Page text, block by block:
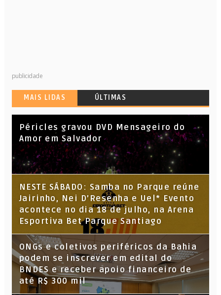
publicidade
MAIS LIDAS ÚLTIMAS
Péricles gravou DVD Mensageiro do
Amor em Salvador
NESTE SÁBADO: Samba no Parque reúne
Jairinho, Nei D’Resenha e Uel* Evento
acontece no dia 18 de julho, na Arena
Esportiva Bet Parque Santiago
ONGs e coletivos periféricos da Bahia
podem se inscrever em edital do
BNDES e receber apoio financeiro de
até R$ 300 mil